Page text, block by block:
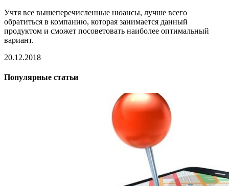
Учтя все вышеперечисленные нюансы, лучше всего
обратиться в компанию, которая занимается данный
продуктом и сможет посоветовать наиболее оптимальный
вариант.
20.12.2018
Популярные статьи